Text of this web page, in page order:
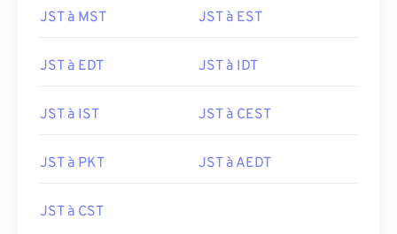
JST à MST JST à EST
JST à EDT JST à IDT
JST à IST JST à CEST
JST à PKT JST à AEDT
JST à CST